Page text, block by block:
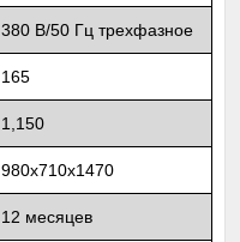
380 В/50 Гц трехфазное
165
1,150
980х710х1470
12 месяцев